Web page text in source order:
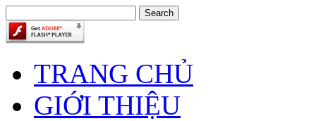
TRANG CHỦ
GIỚI THIỆU